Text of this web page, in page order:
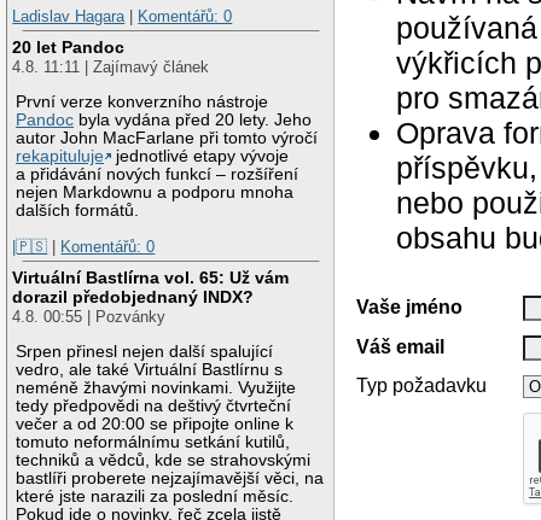
Ladislav Hagara | Komentářů: 0
20 let Pandoc
4.8. 11:11 | Zajímavý článek
První verze konverzního nástroje
Pandoc byla vydána před 20 lety. Jeho
autor John MacFarlane při tomto výročí
rekapituluje
jednotlivé etapy vývoje
a přidávání nových funkcí – rozšíření
nejen Markdownu a podporu mnoha
dalších formátů.
|🇵🇸 | Komentářů: 0
Virtuální Bastlírna vol. 65: Už vám
dorazil předobjednaný INDX?
4.8. 00:55 | Pozvánky
Srpen přinesl nejen další spalující
vedro, ale také Virtuální Bastlírnu s
neméně žhavými novinkami. Využijte
tedy předpovědi na deštivý čtvrteční
večer a od 20:00 se připojte online k
tomuto neformálnímu setkání kutilů,
techniků a vědců, kde se strahovskými
bastlíři proberete nejzajímavější věci, na
které jste narazili za poslední měsíc.
Pokud jde o novinky, řeč zcela jistě
výkřicích
pro
Oprava
nebo
obsahu
Vaše jméno
Váš email
Typ požadavku